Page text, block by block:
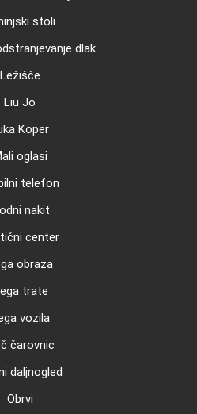
stoli
dlak
Ležišče
Liu Jo
Koper
oglasi
telefon
nakit
center
obraza
trate
vozila
čarovnic
daljnogled
Obrvi